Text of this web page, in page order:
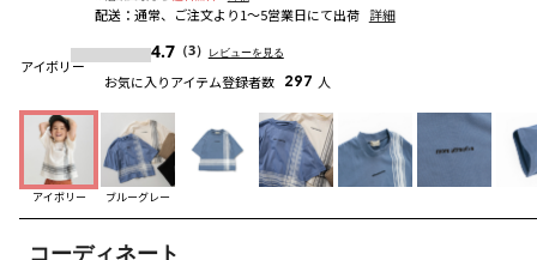
アイボリー
アイボリー ブルーグレー
コーディネート
配送： 通常、ご注文より1～5営業日にて出荷 詳細
4.7（3） レビューを見る
お気に入りアイテム登録者数 297 人